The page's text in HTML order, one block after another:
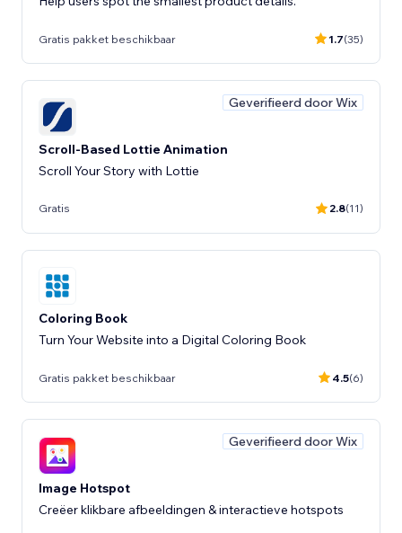
Gratis pakket beschikbaar 1.7(35)
Geverifieerd door Wix
Scroll-Based Lottie Animation
Scroll Your Story with Lottie
Gratis 2.8(11)
Coloring Book
Turn Your Website into a Digital Coloring Book
Gratis pakket beschikbaar 4.5(6)
Geverifieerd door Wix
Image Hotspot
Creëer klikbare afbeeldingen & interactieve hotspots